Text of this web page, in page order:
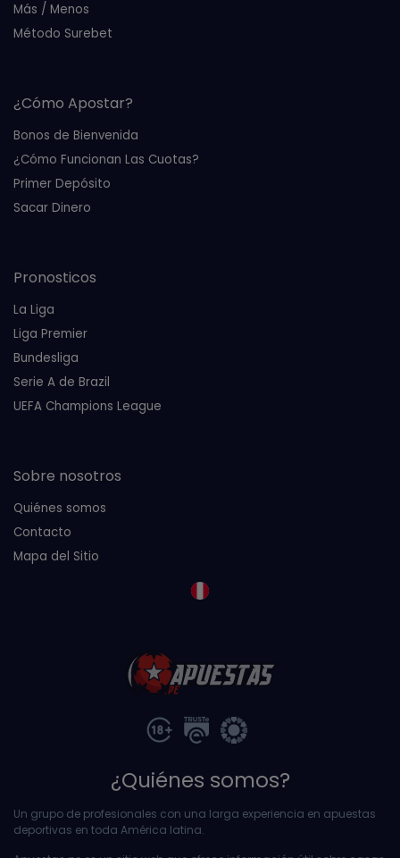
Más / Menos
Método Surebet
¿Cómo Apostar?
Bonos de Bienvenida
¿Cómo Funcionan Las Cuotas?
Primer Depósito
Sacar Dinero
Pronosticos
La Liga
Liga Premier
Bundesliga
Serie A de Brazil
UEFA Champions League
Sobre nosotros
Quiénes somos
Contacto
Mapa del Sitio
¿Quiénes somos?
Un grupo de profesionales con una larga experiencia en apuestas
deportivas en toda América latina.